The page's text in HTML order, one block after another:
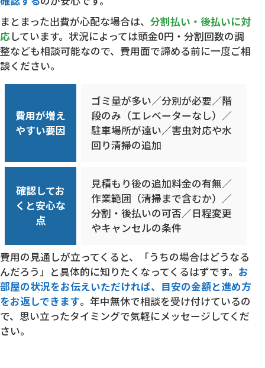
まとまった出費が心配な場合は、 分割払い・後払いに対
応しています。状況によっては頭金0円・分割回数の調
整なども相談可能なので、費用面で諦める前に一度ご相
談ください。
費用が増え
やすい要因
ゴミ量が多い／分別が必要／階
段のみ（エレベーターなし）／
駐車場所が遠い／害虫対応や水
回り清掃の追加
確認してお
くと安心な
点
見積もり後の追加料金の有無／
作業範囲（清掃まで含むか）／
分割・後払いの可否／日程変更
やキャンセルの条件
費用の見通しが立ってくると、「うちの場合はどうなる
んだろう」と具体的に知りたくなってくるはずです。 お
部屋の状況をお伝えいただければ、目安の金額と進め方
をお返しできます。年中無休で相談を受け付けているの
で、思い立ったタイミングで気軽にメッセージしてくだ
さい。